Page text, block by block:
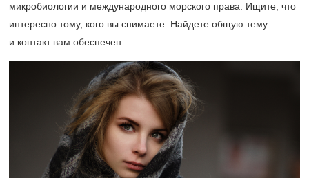
микробиологии и международного морского права. Ищите, что
интересно тому, кого вы снимаете. Найдете общую тему —
и контакт вам обеспечен.